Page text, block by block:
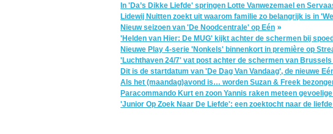
In 'Da’s Dikke Liefde' springen Lotte Vanwezemael en
Lidewij Nuitten zoekt uit waarom familie zo belangrijk is in
Nieuw seizoen van 'De Noodcentrale' op Eén
'Helden van Hier: De MUG' kijkt achter de schermen bij
Nieuwe Play 4-serie 'Nonkels' binnenkort in première op
'Luchthaven 24/7' vat post achter de schermen van
Dit is de startdatum van 'De Dag Van Vandaag', de nieuwe
Als het (maandag)avond is… worden Suzan & Freek
Paracommando Kurt en zoon Yannis raken meteen
'Junior Op Zoek Naar De Liefde': een zoektocht naar de